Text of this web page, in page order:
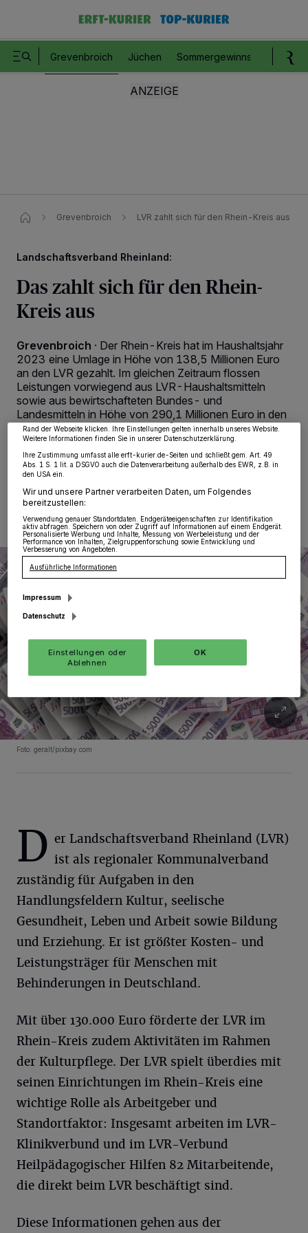
Grevenbroich Jüchen Sommergewinnspiel
Grevenbroich LVR zahlt sich für den Rhein-Kreis aus
Landschaftsverband Rheinland:
Das zahlt sich für den Rhein-
Kreis aus
Grevenbroich · Der Rhein-Kreis hat im Haushaltsjahr
2023 eine Umlage in Höhe von 138,5 Millionen Euro
an den LVR gezahlt. Im gleichen Zeitraum flossen
Leistungen vorwiegend aus LVR-Haushaltsmitteln
sowie aus bewirtschafteten Bundes- und
Landesmitteln in Höhe von 290,1 Millionen Euro in den
Kreis zurück.
Foto: geralt/pixbay.com
D er Landschaftsverband Rheinland (LVR)
ist als regionaler Kommunalverband
zuständig für Aufgaben in den
Handlungsfeldern Kultur, seelische
Gesundheit, Leben und Arbeit sowie Bildung
und Erziehung. Er ist größter Kosten- und
Leistungsträger für Menschen mit
Behinderungen in Deutschland.
Mit über 130.000 Euro förderte der LVR im
Rhein-Kreis zudem Aktivitäten im Rahmen
der Kulturpflege. Der LVR spielt überdies mit
seinen Einrichtungen im Rhein-Kreis eine
wichtige Rolle als Arbeitgeber und
Standortfaktor: Insgesamt arbeiten im LVR-
Klinikverbund und im LVR-Verbund
Heilpädagogischer Hilfen 82 Mitarbeitende,
die direkt beim LVR beschäftigt sind.
Diese Informationen gehen aus der
-Partner speichern und greifen auf personenbezogene Daten
wie Browserdaten oder eindeutige Kennungen auf Ihrem Gerät zu. Durch Auswahl
von OK aktivieren Sie Tracking-Technologien für die unter „Wir und unsere
Partner verarbeiten Daten, um Ihnen Dienste bereitzustellen“ aufgeführten
Zwecke. Wenn Tracker deaktiviert sind, sind manche Inhalte und Anzeigen
möglicherweise nicht mehr so relevant für Sie. Sie können dieses Menü jederzeit
wieder aufrufen, um Ihre Einstellungen zu ändern oder Ihre Einwilligung zu
widerrufen, indem Sie auf den Link Einstellungen oder Ablehnen am unteren
Rand der Webseite klicken. Ihre Einstellungen gelten innerhalb unseres Website.
Weitere Informationen finden Sie in unserer Datenschutzerklärung.
Ihre Zustimmung umfasst alle erft-kurier.de-Seiten und schließt gem. Art. 49
Abs. 1 S. 1 lit. a DSGVO auch die Datenverarbeitung außerhalb des EWR, z.B. in
den USA ein.
Wir und unsere Partner verarbeiten Daten, um Folgendes
bereitzustellen:
Verwendung genauer Standortdaten. Endgeräteeigenschaften zur Identifikation
aktiv abfragen. Speichern von oder Zugriff auf Informationen auf einem Endgerät.
Personalisierte Werbung und Inhalte, Messung von Werbeleistung und der
Performance von Inhalten, Zielgruppenforschung sowie Entwicklung und
Verbesserung von Angeboten.
Ausführliche Informationen
Impressum
Datenschutz
Einstellungen oder
Ablehnen
OK